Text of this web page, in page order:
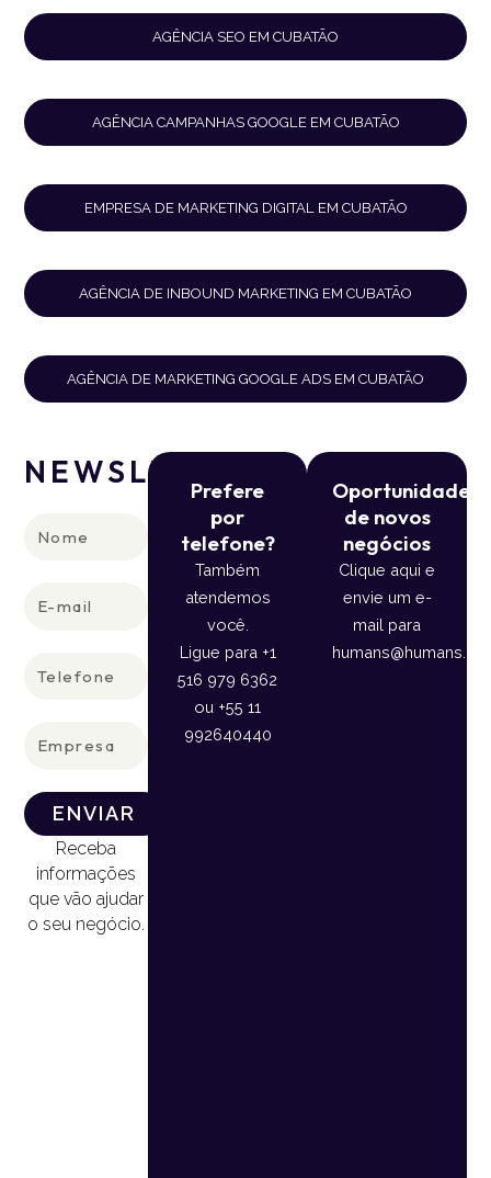
AGÊNCIA SEO EM CUBATÃO
AGÊNCIA CAMPANHAS GOOGLE EM CUBATÃO
EMPRESA DE MARKETING DIGITAL EM CUBATÃO
AGÊNCIA DE INBOUND MARKETING EM CUBATÃO
AGÊNCIA DE MARKETING GOOGLE ADS EM CUBATÃO
NEWSLETTER
ENVIAR
Receba
informações
que vão ajudar
o seu negócio.
Prefere
por
telefone?
Também
atendemos
você.
Ligue para +1
516 979 6362
ou +55 11
992640440
Oportunidade
de novos
negócios
Clique aqui e
envie um e-
mail para